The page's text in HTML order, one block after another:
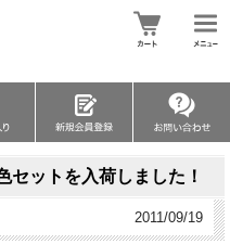
セットを入荷しました！
2011/09/19